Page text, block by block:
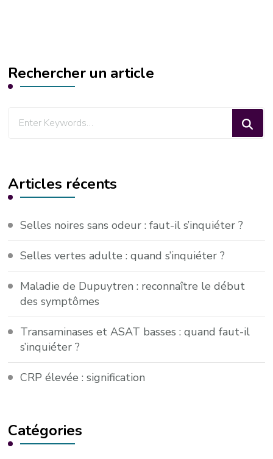
Rechercher un article
Looking
Articles récents
Selles noires sans odeur : faut-il s’inquiéter ?
Selles vertes adulte : quand s’inquiéter ?
Maladie de Dupuytren : reconnaître le début
des symptômes
Transaminases et ASAT basses : quand faut-il
s’inquiéter ?
CRP élevée : signification
Catégories